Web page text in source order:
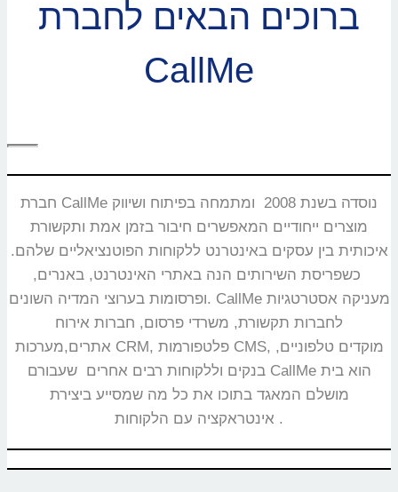
ברוכים הבאים לחברת
CallMe
חברת CallMe נוסדה בשנת 2008 ומתמחה בפיתוח ושיווק
מוצרים ייחודיים המאפשרים חיבור בזמן אמת ותקשורת
איכותית בין עסקים באינטרנט ללקוחות הפוטנציאליים שלהם.
כשפריסת השירותים הנה באתרי האינטרנט, באנרים,
ופרסומות בערוצי המדיה השונים. CallMe מעניקה אסטרטגיות
לחברות תקשורת, משרדי פרסום, חברות אירוח
אתרים,מערכות CRM, פלטפורמות CMS, מוקדים טלפוניים,
בנקים וללקוחות רבים אחרים שעבורם CallMe הוא בית
מושלם המאגד בתוכו את כל מה שמסייע ביצירת
אינטראקציה עם הלקוחות.